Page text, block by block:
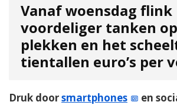
Vanaf woensdag flink
voordeliger tanken
plekken en het
tientallen euro’s per
Druk doorsmartphones
en